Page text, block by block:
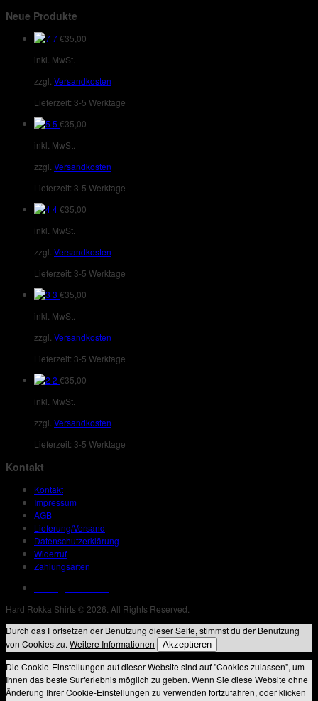
Neue Produkte
7€35,00
inkl. MwSt.
zzgl. Versandkosten
Lieferzeit: 3-5 Werktage
5 €35,00
inkl. MwSt.
zzgl. Versandkosten
Lieferzeit: 3-5 Werktage
4€35,00
inkl. MwSt.
zzgl. Versandkosten
Lieferzeit: 3-5 Werktage
3 €35,00
inkl. MwSt.
zzgl. Versandkosten
Lieferzeit: 3-5 Werktage
2 €35,00
inkl. MwSt.
zzgl. Versandkosten
Lieferzeit: 3-5 Werktage
Kontakt
Kontakt
Impressum
AGB
Lieferung/Versand
Datenschutzerklärung
Widerruf
Zahlungsarten
Hard Rokka Shirts © 2026. All Rights Reserved.
Durch das Fortsetzen der Benutzung dieser Seite, stimmst du der Benutzung
von Cookies zu.Weitere Informationen Akzeptieren
Die Cookie-Einstellungen auf dieser Website sind auf "Cookies zulassen", um
Ihnen das beste Surferlebnis möglich zu geben. Wenn Sie diese Website ohne
Änderung Ihrer Cookie-Einstellungen zu verwenden fortzufahren, oder klicken